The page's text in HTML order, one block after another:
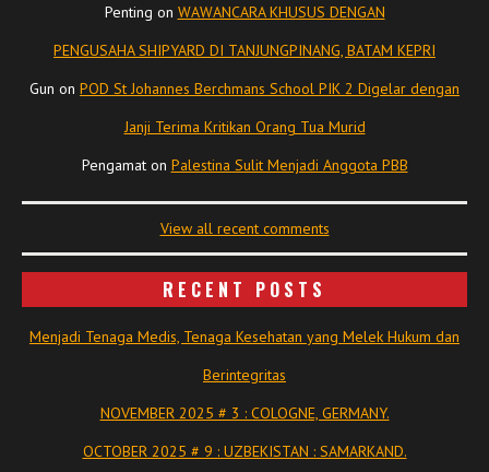
Penting on WAWANCARA KHUSUS DENGAN
PENGUSAHA SHIPYARD DI TANJUNGPINANG, BATAM KEPRI
Gun on POD St Johannes Berchmans School PIK 2 Digelar dengan
Janji Terima Kritikan Orang Tua Murid
Pengamaton Palestina Sulit Menjadi Anggota PBB
View all recent comments
RECENT POSTS
Menjadi Tenaga Medis, Tenaga Kesehatan yang Melek Hukum dan
Berintegritas
NOVEMBER 2025 # 3 : COLOGNE, GERMANY.
OCTOBER 2025 # 9 : UZBEKISTAN : SAMARKAND.